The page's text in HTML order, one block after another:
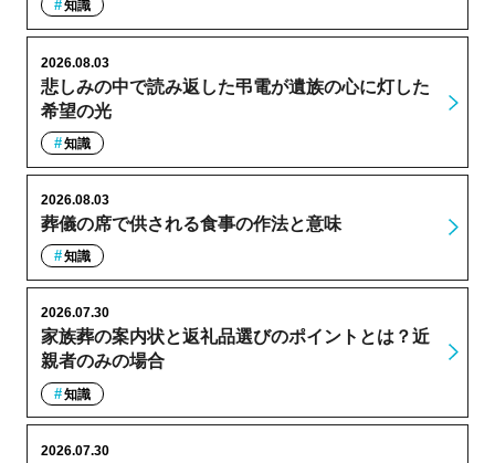
知識
悲しみの中で読み返した弔電が遺族の心に灯した
希望の光
2026.08.03
知識
葬儀の席で供される食事の作法と意味
2026.08.03
知識
家族葬の案内状と返礼品選びのポイントとは？近
親者のみの場合
2026.07.30
知識
2026.07.30